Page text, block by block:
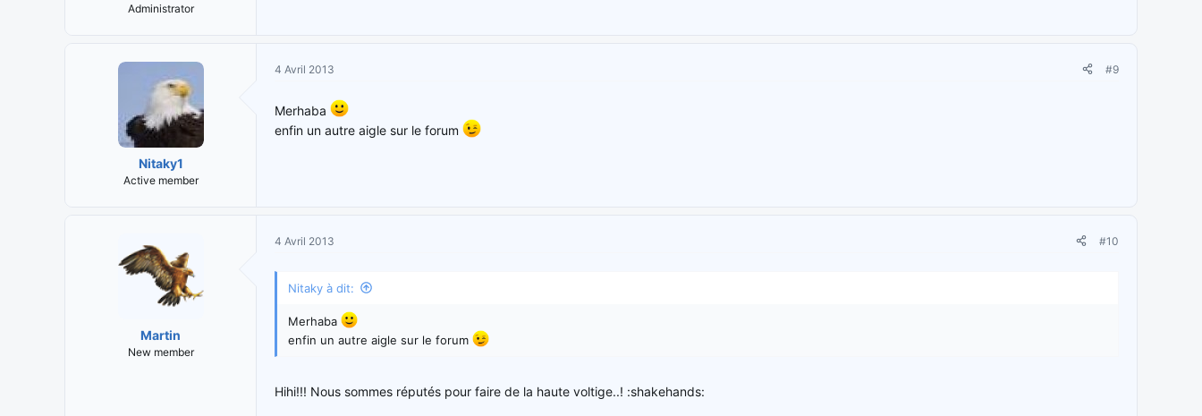
Administrator
Nitaky1
Active member
4 Avril 2013 #9
Merhaba
enfin un autre aigle sur le forum
Martin
New member
4 Avril 2013 #10
Nitaky à dit:
Merhaba
enfin un autre aigle sur le forum
Hihi!!! Nous sommes réputés pour faire de la haute voltige..! :shakehands: